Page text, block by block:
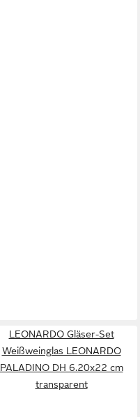
LEONARDO Gläser-Set
Weißweinglas LEONARDO
PALADINO DH 6.20x22 cm
transparent